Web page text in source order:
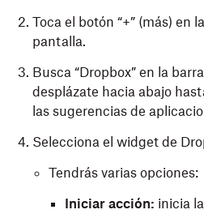
Toca el botón “+” (más) en
pantalla.
Busca “Dropbox” en la
desplázate hacia abajo
las sugerencias de
Selecciona el widget de
Tendrás varias opciones:
Iniciar acción: inicia